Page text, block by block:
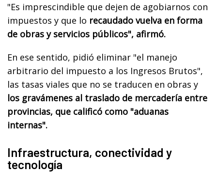
"Es imprescindible que dejen de agobiarnos con
impuestos y que lo recaudado vuelva en forma
de obras y servicios públicos", afirmó.
En ese sentido, pidió eliminar "el manejo
arbitrario del impuesto a los Ingresos Brutos",
las tasas viales que no se traducen en obras y
los gravámenes al traslado de mercadería entre
provincias, que calificó como "aduanas
internas".
Infraestructura, conectividad y
tecnología